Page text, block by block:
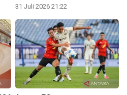
31 Juli 2026 21:22